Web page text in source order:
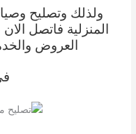
ولذلك وتصليح
العروض